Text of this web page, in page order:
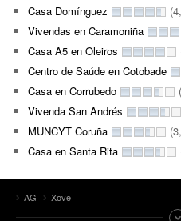
Casa Domínguez
Vivendas en Caramoniña
Casa A5 en Oleiros
Centro de Saúde en Cotobade
Casa en Corrubedo
Vivenda San Andrés
MUNCYT Coruña
Casa en Santa Rita
AG Xove